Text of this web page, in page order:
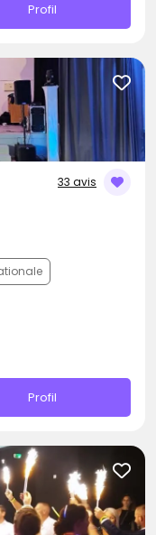
Profil
33 avis
Profil